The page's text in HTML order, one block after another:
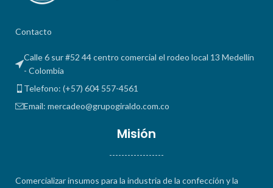
Contacto
Calle 6 sur #52 44 centro comercial el rodeo local 13 Medellín
- Colombia
Telefono: (+57) 604 557-4561
Email: mercadeo@grupogiraldo.com.co
Misión
------------------
Comercializar insumos para la industria de la confección y la